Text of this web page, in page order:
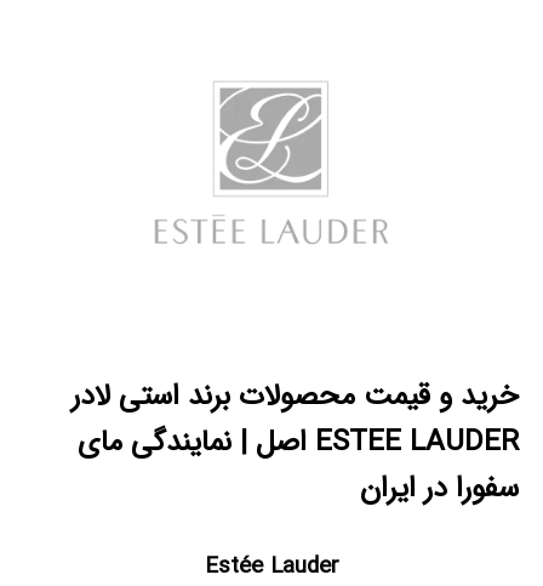
خرید و قیمت محصولات برند استی لادر
ESTEE LAUDER اصل | نمایندگی مای
سفورا در ایران
Estée Lauder